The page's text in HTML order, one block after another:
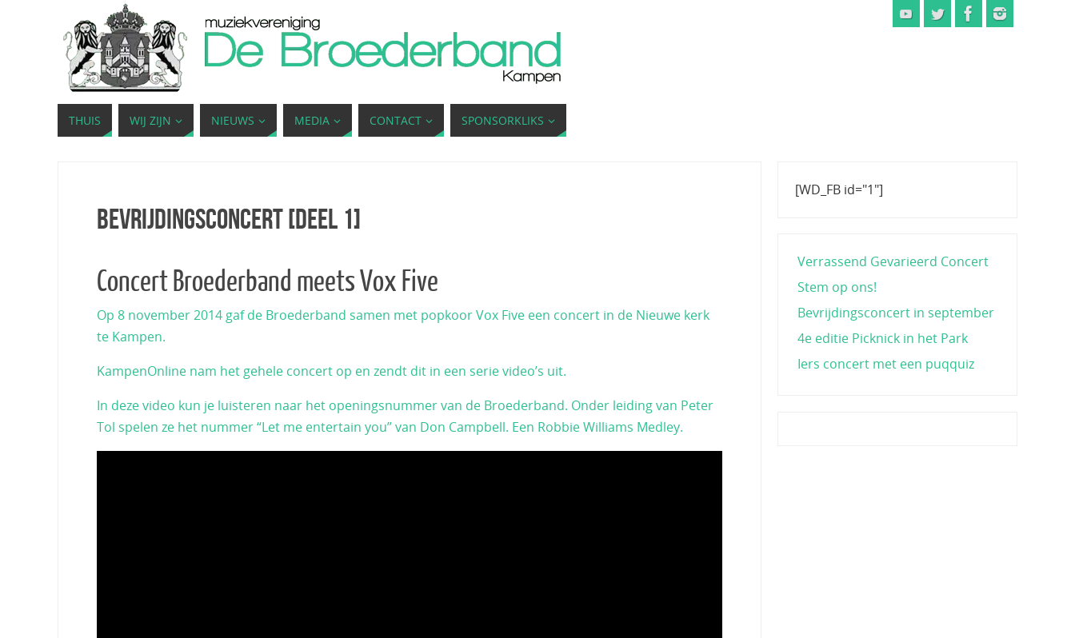
THUIS WIJ ZIJN NIEUWS MEDIA CONTACT SPONSORKLIKS
Bevrijdingsconcert [deel 1]
Concert Broederband meets Vox Five
Op 8 november 2014 gaf de Broederband samen met popkoor Vox Five een concert in de Nieuwe kerk
te Kampen.
KampenOnline nam het gehele concert op en zendt dit in een serie video’s uit.
In deze video kun je luisteren naar het openingsnummer van de Broederband. Onder leiding van Peter
Tol spelen ze het nummer “Let me entertain you” van Don Campbell. Een Robbie Williams Medley.
[WD_FB id="1"]
Verrassend Gevarieerd Concert
Stem op ons!
Bevrijdingsconcert in september
4e editie Picknick in het Park
Iers concert met een puqquiz